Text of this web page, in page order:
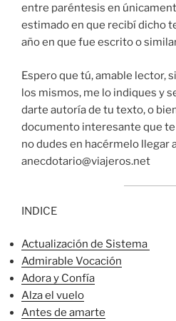
entre paréntesis en
estimado en que recibí dicho
año en que fue escrito o
Espero que tú, amable lector,
los mismos, me lo indiques y
darte autoría de tu texto, o
documento interesante que
no dudes en hacérmelo llegar
anecdotario@viajeros.net
INDICE
Actualización de Sistema
Admirable Vocación
Adora y Confía
Alza el vuelo
Antes de amarte